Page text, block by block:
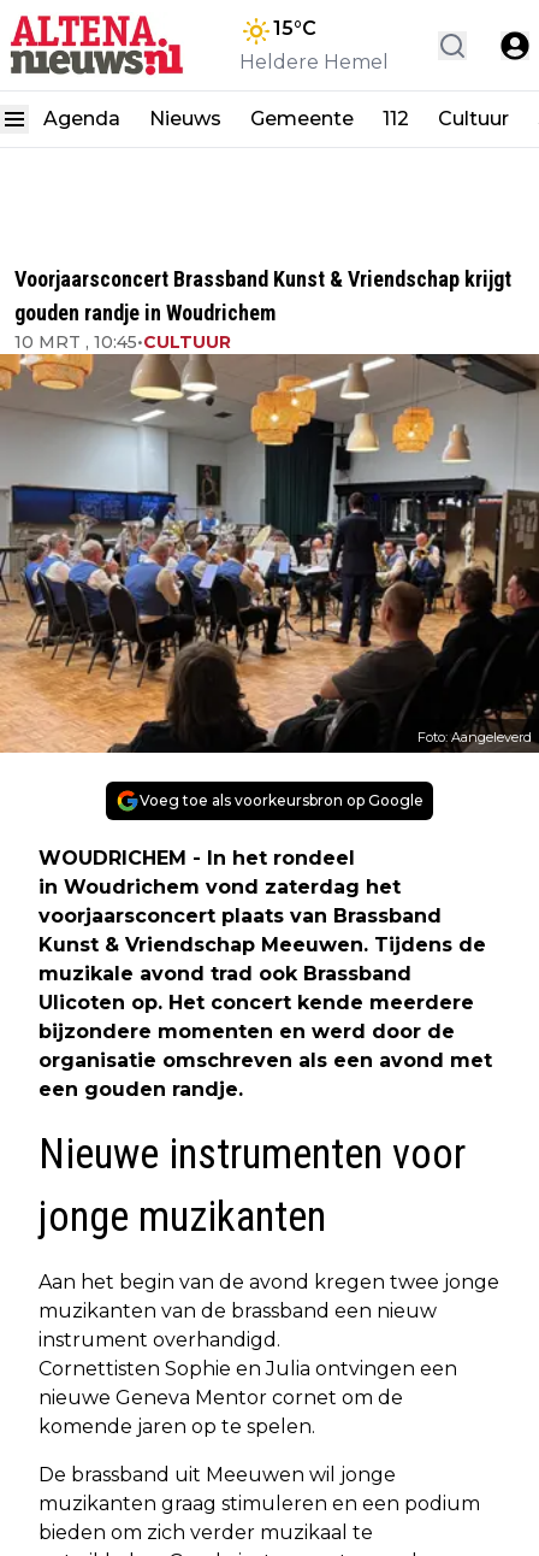
15°C
Heldere Hemel
Agenda Nieuws Gemeente 112 Cultuur
Voorjaarsconcert Brassband Kunst & Vriendschap krijgt
gouden randje in Woudrichem
10 MRT , 10:45•CULTUUR
Foto: Aangeleverd
Voeg toe als voorkeursbron op Google
WOUDRICHEM - In het rondeel
in Woudrichem vond zaterdag het
voorjaarsconcert plaats van Brassband
Kunst & Vriendschap Meeuwen. Tijdens de
muzikale avond trad ook Brassband
Ulicoten op. Het concert kende meerdere
bijzondere momenten en werd door de
organisatie omschreven als een avond met
een gouden randje.
Nieuwe instrumenten voor
jonge muzikanten
Aan het begin van de avond kregen twee jonge
muzikanten van de brassband een nieuw
instrument overhandigd.
Cornettisten Sophie en Julia ontvingen een
nieuwe Geneva Mentor cornet om de
komende jaren op te spelen.
De brassband uit Meeuwen wil jonge
muzikanten graag stimuleren en een podium
bieden om zich verder muzikaal te